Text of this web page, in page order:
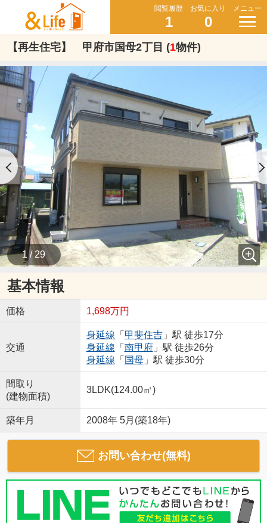
閲覧履歴
1
お気に入り
0
メニュー
【再生住宅】 甲府市国母2丁目 (1物件)
1 / 29
基本情報
価格 1,698万円
交通
身延線 「 甲斐住吉」駅 徒歩17分
身延線 「 南甲府」駅 徒歩26分
身延線 「 国母」駅 徒歩30分
間取り
(建物面積)
3LDK(124.00㎡)
築年月 2008年 5月(築18年)
お問い合わせ(無料)